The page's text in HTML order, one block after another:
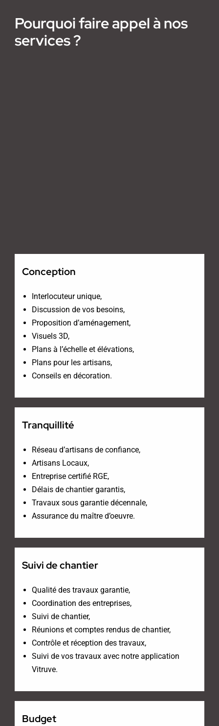
Pourquoi faire appel à nos
services ?
Conception
Interlocuteur unique,
Discussion de vos besoins,
Proposition d’aménagement,
Visuels 3D,
Plans à l’échelle et élévations,
Plans pour les artisans,
Conseils en décoration.
Tranquillité
Réseau d’artisans de confiance,
Artisans Locaux,
Entreprise certifié RGE,
Délais de chantier garantis,
Travaux sous garantie décennale,
Assurance du maître d’oeuvre.
Suivi de chantier
Qualité des travaux garantie,
Coordination des entreprises,
Suivi de chantier,
Réunions et comptes rendus de chantier,
Contrôle et réception des travaux,
Suivi de vos travaux avec notre application
Vitruve.
Budget